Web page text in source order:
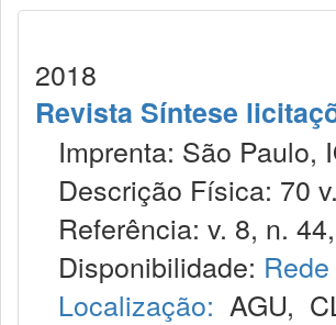
2018
Revista Síntese
Imprenta: São Paulo,
Descrição Física: 70 v.
Referência: v. 8, n.
Disponibilidade:
Localização: AGU,